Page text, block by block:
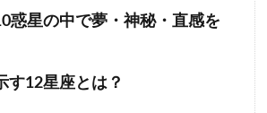
惑星の中で夢・神秘・直感を
す12星座とは？